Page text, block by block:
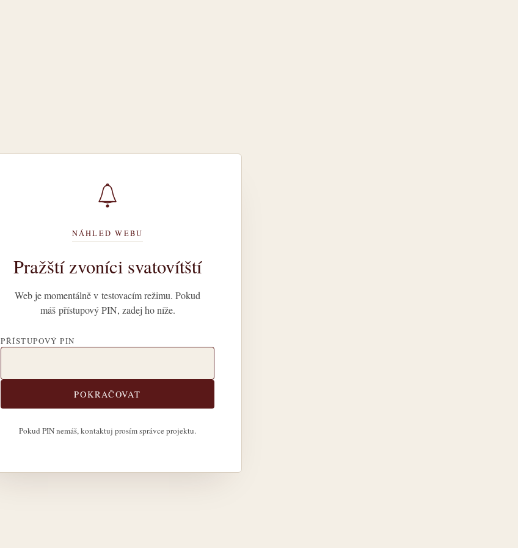
NÁHLED WEBU
Pražští zvoníci svatovítští
Web je momentálně v testovacím režimu. Pokud
máš přístupový PIN, zadej ho níže.
PŘÍSTUPOVÝ PIN
POKRAČOVAT
Pokud PIN nemáš, kontaktuj prosím správce projektu.